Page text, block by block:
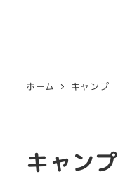
ホーム キャンプ
キャンプ